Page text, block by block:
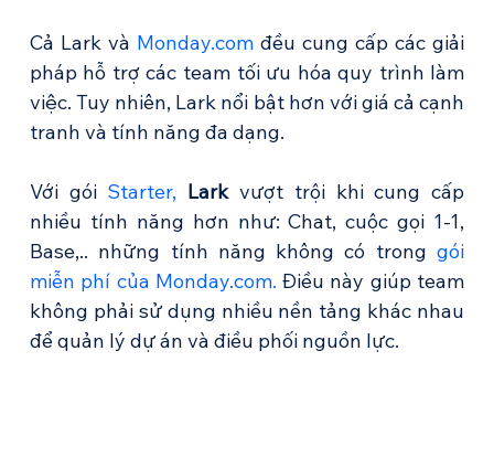
Cả Lark và Monday.com đều cung cấp các giải
pháp hỗ trợ các team tối ưu hóa quy trình làm
việc. Tuy nhiên, Lark nổi bật hơn với giá cả cạnh
tranh và tính năng đa dạng.
Với gói Starter, Lark vượt trội khi cung cấp
nhiều tính năng hơn như: Chat, cuộc gọi 1-1,
Base,.. những tính năng không có trong gói
miễn phí của Monday.com. Điều này giúp team
không phải sử dụng nhiều nền tảng khác nhau
để quản lý dự án và điều phối nguồn lực.